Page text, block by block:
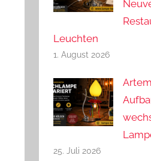
Leuchten
1. August 2026
25. Juli 2026